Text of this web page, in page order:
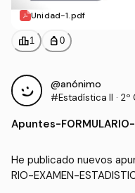
Unidad-1.pdf
leaderboard1 personal_bag 0
@anónimo
#Estadística II · 2º
Apuntes-
He publicado nuevos
RIO-EXAMEN-